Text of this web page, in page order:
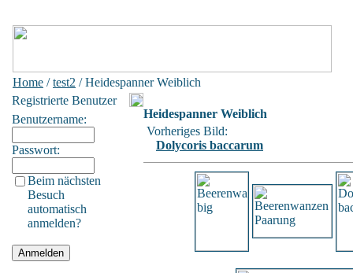
Home /test2 / Heidespanner Weiblich
Registrierte Benutzer
Benutzername:
Passwort:
Beim nächsten
Besuch
automatisch
anmelden?
Heidespanner Weiblich
Vorheriges Bild:
Dolycoris baccarum